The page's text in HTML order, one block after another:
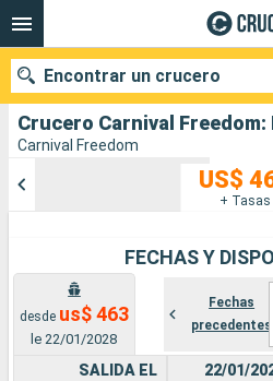
Carnival Freedom
US$
+ Tasas
FECHAS Y
desde us$ 463
le 22/01/2028
Fechas
precedentes
SALIDA EL
22/01/
Encontrar un crucero
Puertos